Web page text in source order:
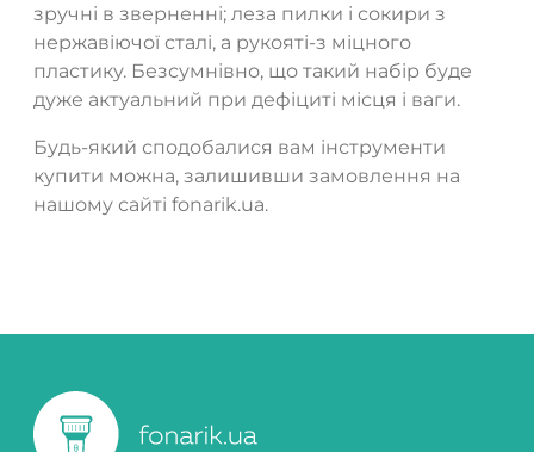
зручні в зверненні; леза пилки і сокири з
нержавіючої сталі, а рукояті-з міцного
пластику. Безсумнівно, що такий набір буде
дуже актуальний при дефіциті місця і ваги.
Будь-який сподобалися вам інструменти
купити можна, залишивши замовлення на
нашому сайті fonarik.ua.